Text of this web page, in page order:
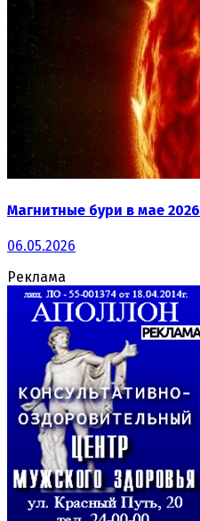
Магнитные бури в мае 2026
06.05.2026
Реклама